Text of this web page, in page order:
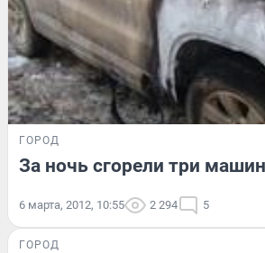
ГОРОД
За ночь сгорели три
6 марта, 2012, 10:55 2 294 5
ГОРОД